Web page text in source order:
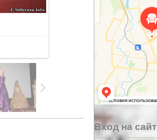
Вход на сайт